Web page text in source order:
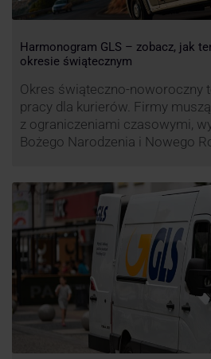
Harmonogram GLS – zobacz, jak
okresie świątecznym
Okres świąteczno-noworoczny
pracy dla kurierów. Firmy
z ograniczeniami czasowymi,
Bożego Narodzenia i Nowego
firm. Zobacz harmonogram